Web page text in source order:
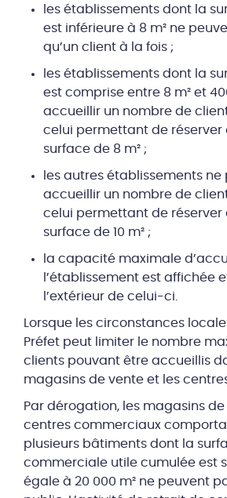
les établissements dont la
est inférieure à 8 m² ne
qu’un client à la fois ;
les établissements dont la
est comprise entre 8 m² et
accueillir un nombre de
celui permettant de réserver
surface de 8 m² ;
les autres établissements ne
accueillir un nombre de
celui permettant de réserver
surface de 10 m² ;
la capacité maximale
l’établissement est affichée
l’extérieur de celui-ci.
Lorsque les circonstances
Préfet peut limiter le nombre
clients pouvant être accueillis
magasins de vente et les
Par dérogation, les magasins
centres commerciaux
plusieurs bâtiments dont la
commerciale utile cumulée est
égale à 20 000 m² ne peuvent